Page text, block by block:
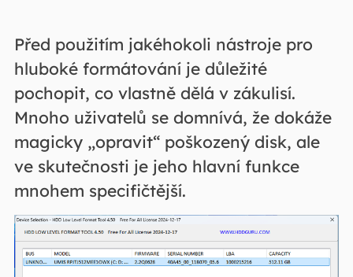
Před použitím jakéhokoli nástroje pro
hluboké formátování je důležité
pochopit, co vlastně dělá v zákulisí.
Mnoho uživatelů se domnívá, že dokáže
magicky „opravit“ poškozený disk, ale
ve skutečnosti je jeho hlavní funkce
mnohem specifičtější.